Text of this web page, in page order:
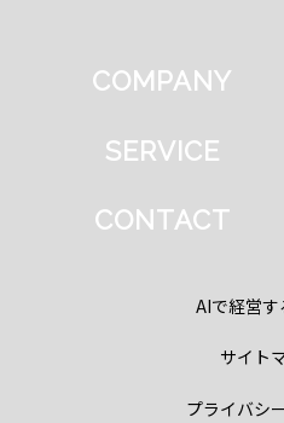
COMPANY
SERVICE
CONTACT
AIで経営す
サイト
プライバシ